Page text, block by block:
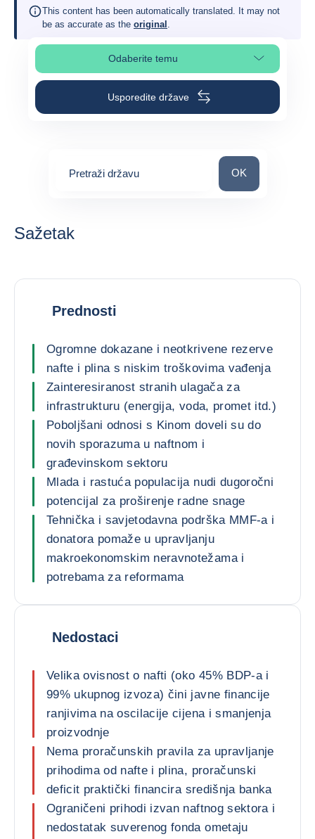
This content has been automatically translated. It may not
be as accurate as the original .
Odaberite temuOdaberite odjeljak na stranici
Usporedite države
Pretraži državu Pretraži državu
OK
Sažetak
Prednosti
Ogromne dokazane i neotkrivene rezerve
nafte i plina s niskim troškovima vađenja
Zainteresiranost stranih ulagača za
infrastrukturu (energija, voda, promet itd.)
Poboljšani odnosi s Kinom doveli su do
novih sporazuma u naftnom i
građevinskom sektoru
Mlada i rastuća populacija nudi dugoročni
potencijal za proširenje radne snage
Tehnička i savjetodavna podrška MMF-a i
donatora pomaže u upravljanju
makroekonomskim neravnotežama i
potrebama za reformama
Nedostaci
Velika ovisnost o nafti (oko 45% BDP-a i
99% ukupnog izvoza) čini javne financije
ranjivima na oscilacije cijena i smanjenja
proizvodnje
Nema proračunskih pravila za upravljanje
prihodima od nafte i plina, proračunski
deficit praktički financira središnja banka
Ograničeni prihodi izvan naftnog sektora i
nedostatak suverenog fonda ometaju